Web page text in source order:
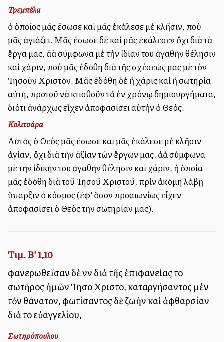
Τρεμπέλα
ὁ ὁποῖος μᾶς ἔσωσε καὶ μᾶς ἐκάλεσε μὲ κλῆσιν, ποὺ
μᾶς ἁγιάζει. Μᾶς ἔσωσε δὲ καὶ μᾶς ἐκάλεσεν ὄχι διὰ τὰ
ἔργα μας, ἀλλὰ σύμφωνα μὲ τὴν ἰδίαν του ἀγαθὴν θέλησιν
καὶ χάριν, ποὺ μᾶς ἐδόθη διὰ τῆς σχέσεώς μας μὲ τὸν
Ἰησοῦν Χριστόν. Μᾶς ἐδόθη δὲ ἡ χάρις καὶ ἡ σωτηρία
αὐτή, προτοῦ νὰ κτισθοῦν τὰ ἐν χρόνῳ δημιουργήματα,
διότι ἀνάρχως εἶχεν ἀποφασίσει αὐτὴν ὁ Θεός.
Κολιτσάρα
Αὐτὸς ὁ Θεὸς μᾶς ἔσωσε καὶ μᾶς ἐκάλεσε μὲ κλῆσιν
ἁγίαν, ὄχι διὰ τὴν ἀξίαν τῶν ἔργων μας, ἀλλὰ σύμφωνα
μὲ τὴν ἰδικήν του ἀγαθὴν θέλησιν καὶ χάριν, ἡ ὁποία
μᾶς ἐδόθη διὰ τοῦ Ἰησοῦ Χριστοῦ, πρὶν ἀκόμη λάβῃ
ὕπαρξιν ὁ κόσμος (ἐφ’ ὅσον προαιωνίως εἶχεν
ἀποφασίσει ὁ Θεὸς τὴν σωτηρίαν μας).
Τιμ. Β' 1,10
φανερωθεῖσαν δὲ νῦν διὰ τῆς ἐπιφανείας τοῦ
σωτῆρος ἡμῶν Ἰησοῦ Χριστοῦ, καταργήσαντος μὲν
τὸν θάνατον, φωτίσαντος δὲ ζωὴν καὶ ἀφθαρσίαν
διὰ τοῦ εὐαγγελίου,
Σωτηρόπουλου